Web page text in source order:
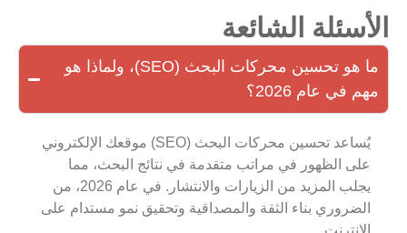
الأسئلة الشائعة
ما هو تحسين محركات البحث (SEO)، ولماذا هو
مهم في عام 2026؟
يُساعد تحسين محركات البحث (SEO) موقعك الإلكتروني
على الظهور في مراتب متقدمة في نتائج البحث، مما
يجلب المزيد من الزيارات والانتشار. في عام 2026، من
الضروري بناء الثقة والمصداقية وتحقيق نمو مستدام على
الإنترنت.